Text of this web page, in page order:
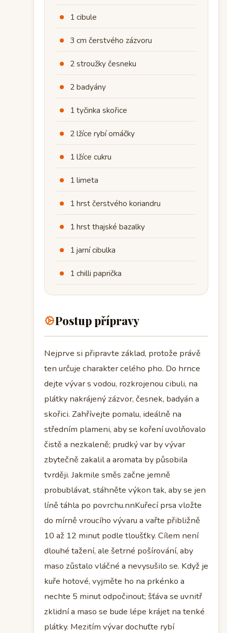
1 cibule
3 cm čerstvého zázvoru
2 stroužky česneku
2 badyány
1 tyčinka skořice
2 lžíce rybí omáčky
1 lžíce cukru
1 limeta
1 hrst čerstvého koriandru
1 hrst thajské bazalky
1 jarní cibulka
1 chilli paprička
Postup přípravy
Nejprve si připravte základ, protože právě
ten určuje charakter celého pho. Do hrnce
dejte vývar s vodou, rozkrojenou cibuli, na
plátky nakrájený zázvor, česnek, badyán a
skořici. Zahřívejte pomalu, ideálně na
středním plameni, aby se koření uvolňovalo
čistě a nezkaleně; prudký var by vývar
zbytečně zakalil a aromata by působila
tvrději. Jakmile směs začne jemně
probublávat, stáhněte výkon tak, aby se jen
líně táhla po povrchu.nnKuřecí prsa vložte
do mírně vroucího vývaru a vařte přibližně
10 až 12 minut podle tloušťky. Cílem není
dlouhé tažení, ale šetrné pošírování, aby
maso zůstalo vláčné a nevysušilo se. Když je
kuře hotové, vyjměte ho na prkénko a
nechte 5 minut odpočinout; šťáva se uvnitř
zklidní a maso se bude lépe krájet na tenké
plátky. Mezitím vývar dochuťte rybí